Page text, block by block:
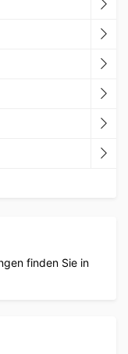
finden Sie in